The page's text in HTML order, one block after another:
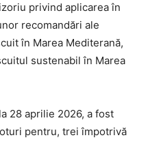
privind aplicarea în
recomandări ale
în Marea Mediterană,
sustenabil în Marea
28 aprilie 2026, a fost
pentru, trei împotrivă